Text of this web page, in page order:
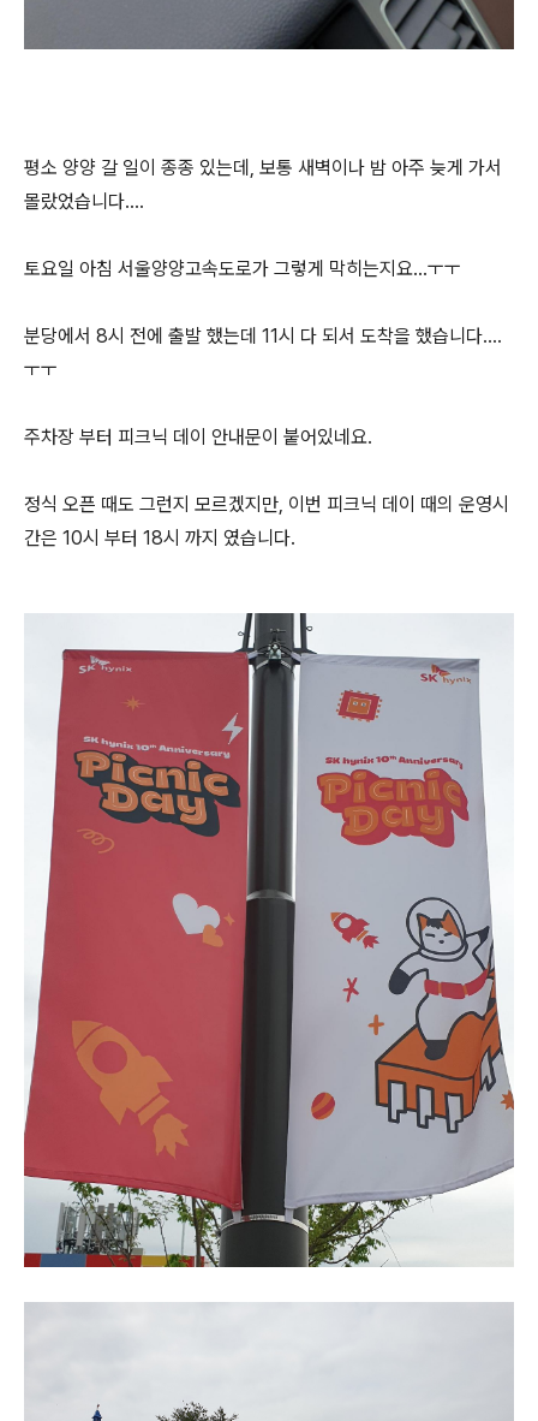
평소 양양 갈 일이 종종 있는데, 보통 새벽이나 밤 아주 늦게 가서
몰랐었습니다....
토요일 아침 서울양양고속도로가 그렇게 막히는지요...ㅜㅜ
분당에서 8시 전에 출발 했는데 11시 다 되서 도착을 했습니다....
ㅜㅜ
주차장 부터 피크닉 데이 안내문이 붙어있네요.
정식 오픈 때도 그런지 모르겠지만, 이번 피크닉 데이 때의 운영시
간은 10시 부터 18시 까지 였습니다.